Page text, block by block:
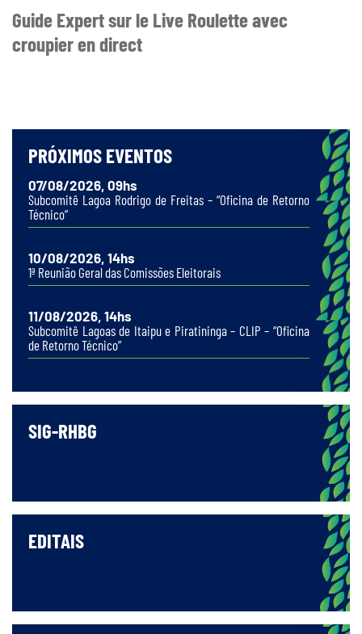
Guide Expert sur le Live Roulette avec
croupier en direct
PRÓXIMOS EVENTOS
07/08/2026, 09hs
Subcomitê Lagoa Rodrigo de Freitas – “Oficina de Retorno
Técnico”
10/08/2026, 14hs
1ª Reunião Geral das Comissões Eleitorais
11/08/2026, 14hs
Subcomitê Lagoas de Itaipu e Piratininga – CLIP – “Oficina
de Retorno Técnico”
SIG-RHBG
EDITAIS